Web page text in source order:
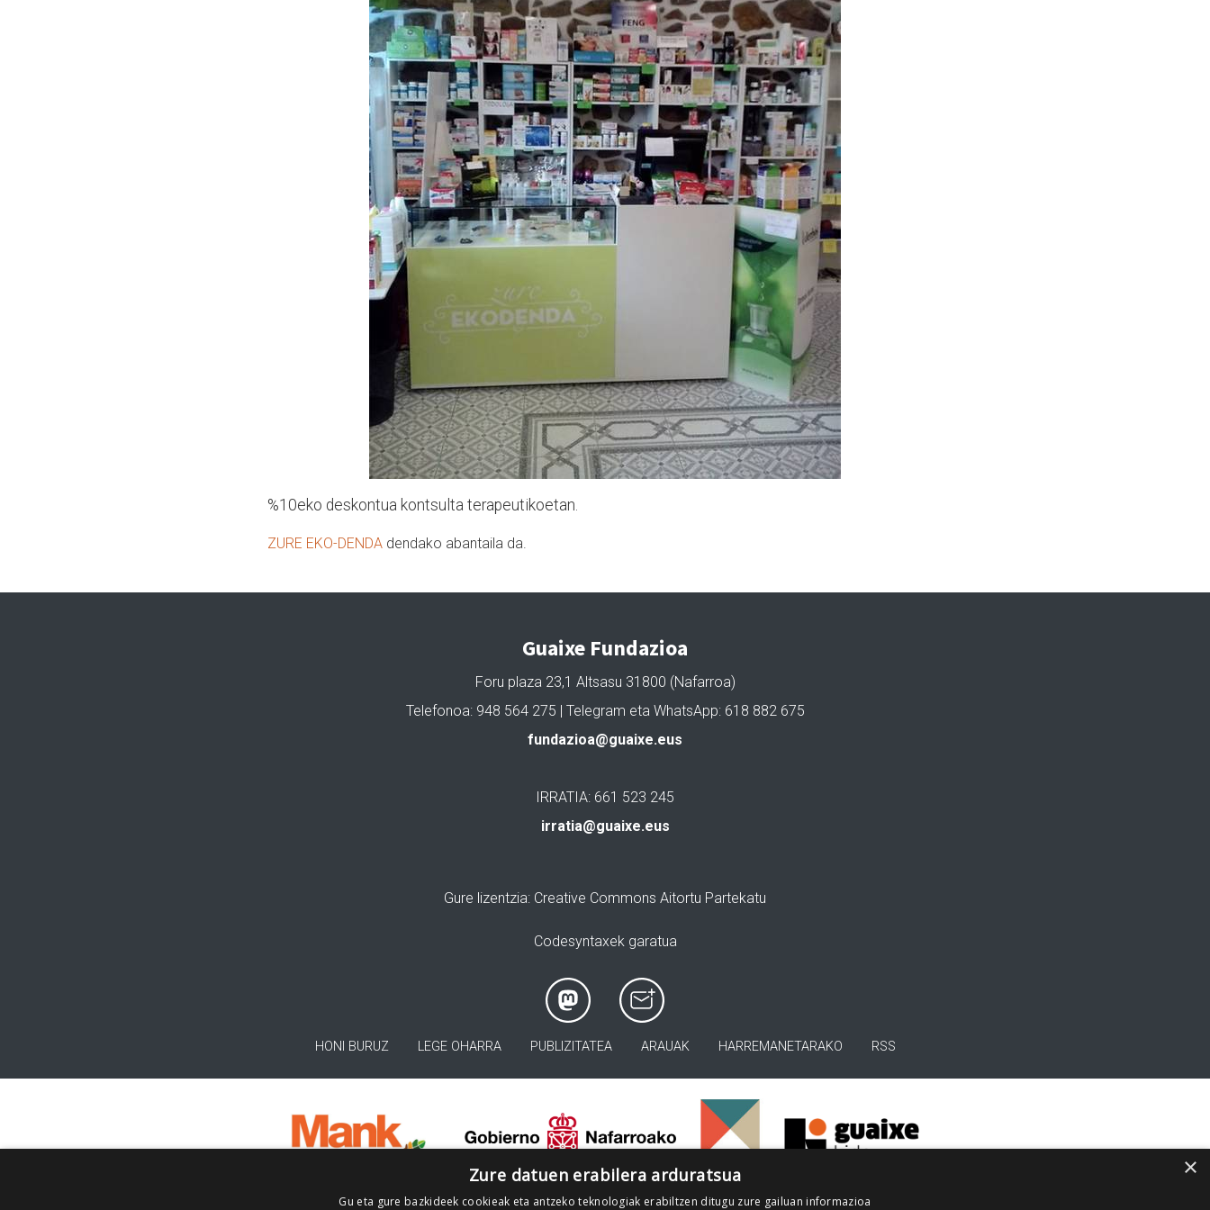
%10eko deskontua kontsulta terapeutikoetan.
ZURE EKO-DENDA dendako abantaila da.
Guaixe Fundazioa
Foru plaza 23,1 Altsasu 31800 (Nafarroa)
Telefonoa: 948 564 275 | Telegram eta WhatsApp: 618 882 675
fundazioa@guaixe.eus
IRRATIA: 661 523 245
irratia@guaixe.eus
Gure lizentzia: Creative Commons Aitortu Partekatu
Codesyntaxek garatua
HONI BURUZ LEGE OHARRA PUBLIZITATEA ARAUAK HARREMANETARAKO RSS
×
Zure datuen erabilera arduratsua
Gu eta gure bazkideek cookieak eta antzeko teknologiak erabiltzen ditugu zure gailuan informazioa